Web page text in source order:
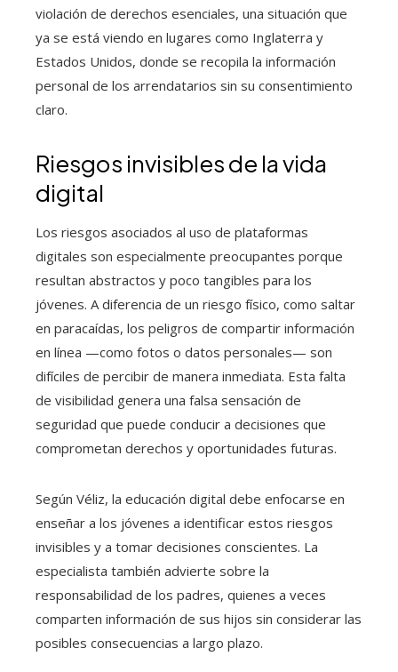
violación de derechos esenciales, una situación que
ya se está viendo en lugares como Inglaterra y
Estados Unidos, donde se recopila la información
personal de los arrendatarios sin su consentimiento
claro.
Riesgos invisibles de la vida
digital
Los riesgos asociados al uso de plataformas
digitales son especialmente preocupantes porque
resultan abstractos y poco tangibles para los
jóvenes. A diferencia de un riesgo físico, como saltar
en paracaídas, los peligros de compartir información
en línea —como fotos o datos personales— son
difíciles de percibir de manera inmediata. Esta falta
de visibilidad genera una falsa sensación de
seguridad que puede conducir a decisiones que
comprometan derechos y oportunidades futuras.
Según Véliz, la educación digital debe enfocarse en
enseñar a los jóvenes a identificar estos riesgos
invisibles y a tomar decisiones conscientes. La
especialista también advierte sobre la
responsabilidad de los padres, quienes a veces
comparten información de sus hijos sin considerar las
posibles consecuencias a largo plazo.